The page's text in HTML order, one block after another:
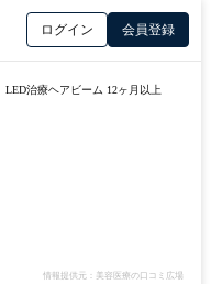
ログイン 会員登録
LED治療ヘアビーム 12ヶ月以上
情報提供元：美容医療の口コミ広場